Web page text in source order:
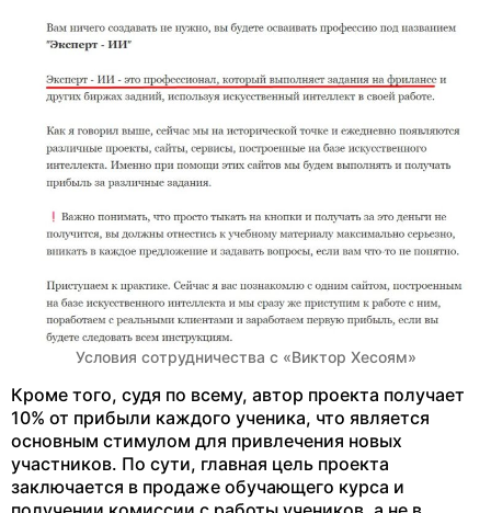
Условия сотрудничества с «Виктор Хесоям»
Кроме того, судя по всему, автор проекта получает
10% от прибыли каждого ученика, что является
основным стимулом для привлечения новых
участников. По сути, главная цель проекта
заключается в продаже обучающего курса и